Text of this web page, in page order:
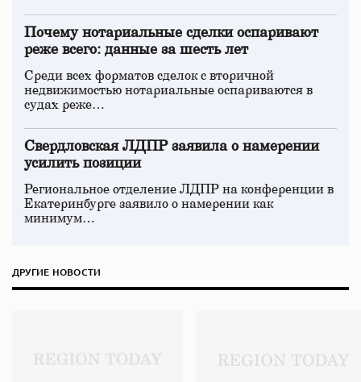
Почему нотариальные сделки оспаривают
реже всего: данные за шесть лет
Среди всех форматов сделок с вторичной
недвижимостью нотариальные оспариваются в
судах реже…
Свердловская ЛДПР заявила о намерении
усилить позиции
Региональное отделение ЛДПР на конференции в
Екатеринбурге заявило о намерении как
минимум…
ДРУГИЕ НОВОСТИ